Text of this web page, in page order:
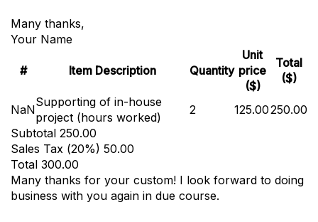
Many thanks,
Your Name
# Item Description Quantity
Unit
price
($)
Total
($)
NaN
Supporting of in-house
project (hours worked)
2 125.00250.00
Subtotal 250.00
Sales Tax (20%) 50.00
Total 300.00
Many thanks for your custom! I look forward to doing
business with you again in due course.